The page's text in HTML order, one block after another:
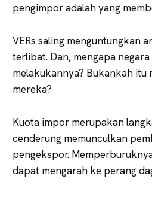
pengimpor adalah yang
VERs saling menguntungkan
terlibat. Dan, mengapa
melakukannya? Bukankah itu
mereka?
Kuota impor merupakan
cenderung memunculkan
pengekspor.
dapat mengarah ke perang